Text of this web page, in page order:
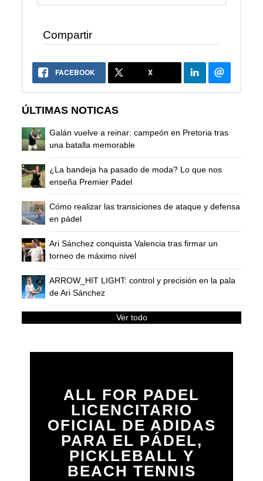
Compartir
FACEBOOK X
ÚLTIMAS NOTICAS
Galán vuelve a reinar: campeón en Pretoria tras
una batalla memorable
¿La bandeja ha pasado de moda? Lo que nos
enseña Premier Padel
Cómo realizar las transiciones de ataque y defensa
en pádel
Ari Sánchez conquista Valencia tras firmar un
torneo de máximo nivel
ARROW_HIT LIGHT: control y precisión en la pala
de Ari Sánchez
Ver todo
ALL FOR PADEL
LICENCITARIO
OFICIAL DE ADIDAS
PARA EL PÁDEL,
PICKLEBALL Y
BEACH TENNIS